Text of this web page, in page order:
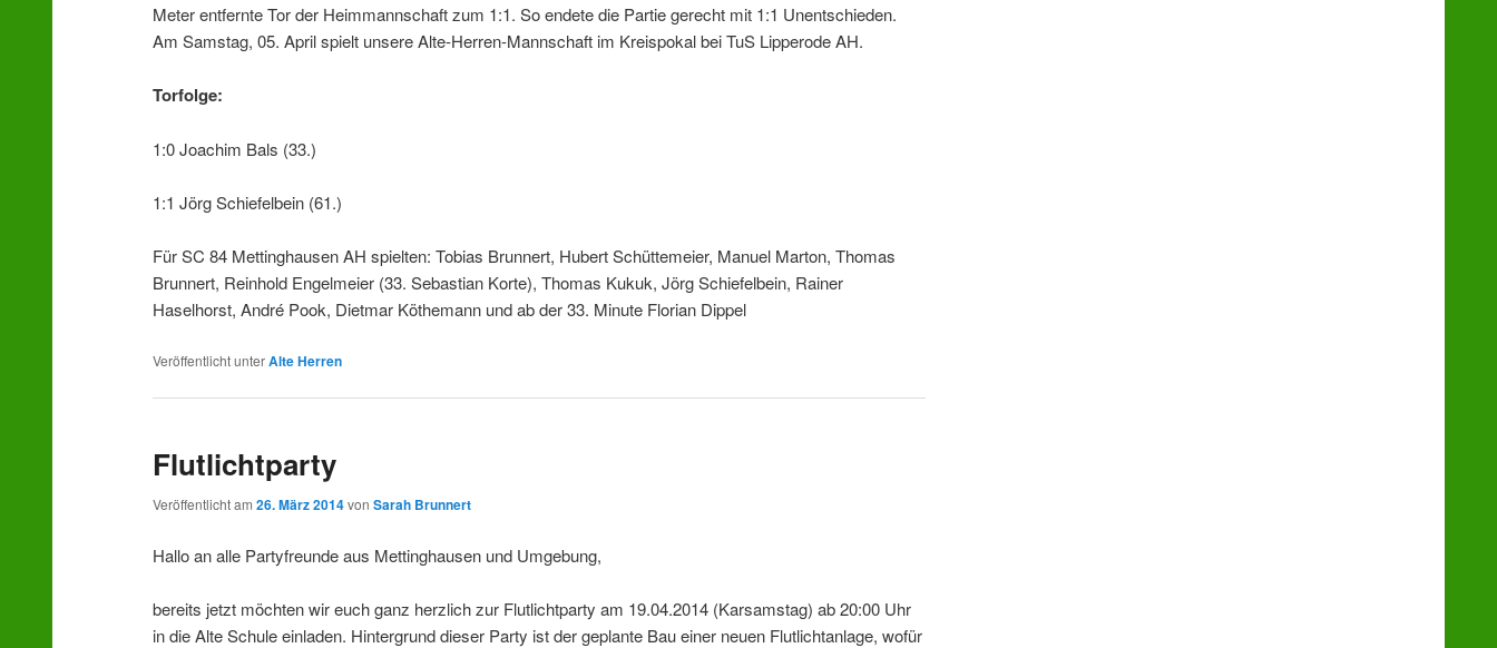
Meter entfernte Tor der Heimmannschaft zum 1:1. So endete die Partie gerecht mit 1:1 Unentschieden.
Am Samstag, 05. April spielt unsere Alte-Herren-Mannschaft im Kreispokal bei TuS Lipperode AH.
Torfolge:
1:0 Joachim Bals (33.)
1:1 Jörg Schiefelbein (61.)
Für SC 84 Mettinghausen AH spielten: Tobias Brunnert, Hubert Schüttemeier, Manuel Marton, Thomas
Brunnert, Reinhold Engelmeier (33. Sebastian Korte), Thomas Kukuk, Jörg Schiefelbein, Rainer
Haselhorst, André Pook, Dietmar Köthemann und ab der 33. Minute Florian Dippel
Veröffentlicht unterAlte Herren
Flutlichtparty
Veröffentlicht am26. März 2014vonSarah Brunnert
Hallo an alle Partyfreunde aus Mettinghausen und Umgebung,
bereits jetzt möchten wir euch ganz herzlich zur Flutlichtparty am 19.04.2014 (Karsamstag) ab 20:00 Uhr
in die Alte Schule einladen. Hintergrund dieser Party ist der geplante Bau einer neuen Flutlichtanlage, wofür